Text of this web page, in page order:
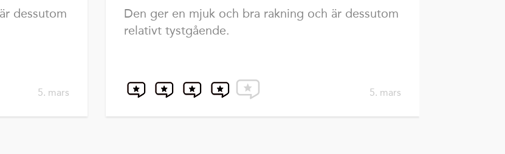
dessutom
5. mars
Den ger en mjuk och bra rakning och är dessutom
relativt tystgående.
5. mars